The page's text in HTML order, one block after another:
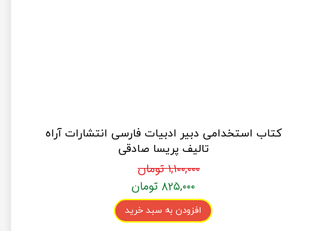
کتاب استخدامی دبیر ادبیات فارسی انتشارات آراه
تالیف پریسا صادقی
۱,۱۰۰,۰۰۰ تومان
۸۲۵,۰۰۰ تومان
افزودن به سبد خرید